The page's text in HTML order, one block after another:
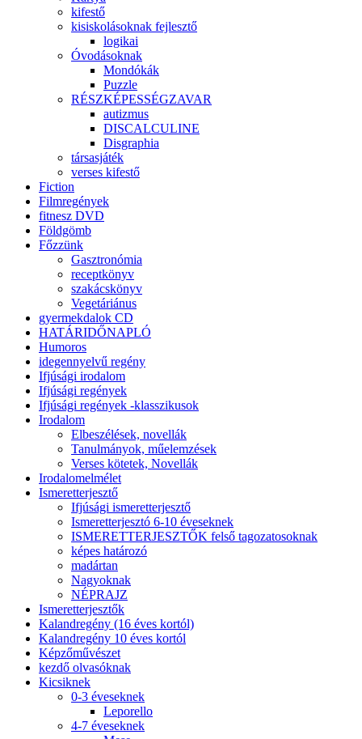
kifestő
kisiskolásoknak fejlesztő
logikai
Óvodásoknak
Mondókák
Puzzle
RÉSZKÉPESSÉGZAVAR
autizmus
DISCALCULINE
Disgraphia
társasjáték
verses kifestő
Fiction
Filmregények
fitnesz DVD
Földgömb
Főzzünk
Gasztronómia
receptkönyv
szakácskönyv
Vegetáriánus
gyermekdalok CD
HATÁRIDŐNAPLÓ
Humoros
idegennyelvű regény
Ifjúsági irodalom
Ifjúsági regények
Ifjúsági regények -klasszikusok
Irodalom
Elbeszélések, novellák
Tanulmányok, műelemzések
Verses kötetek, Novellák
Irodalomelmélet
Ismeretterjesztő
Ifjúsági ismeretterjesztő
Ismeretterjesztó 6-10 éveseknek
ISMERETTERJESZTŐK felső tagozatosoknak
képes határozó
madártan
Nagyoknak
NÉPRAJZ
Ismeretterjesztők
Kalandregény (16 éves kortól)
Kalandregény 10 éves kortól
Képzőművészet
kezdő olvasóknak
Kicsiknek
0-3 éveseknek
Leporello
4-7 éveseknek